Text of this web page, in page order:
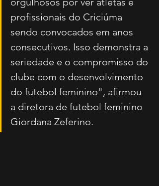
profissionais do Criciúma
sendo convocados em anos
consecutivos. Isso demonstra a
seriedade e o compromisso do
clube com o desenvolvimento
do futebol feminino", afirmou
a diretora de futebol feminino
Giordana Zeferino.